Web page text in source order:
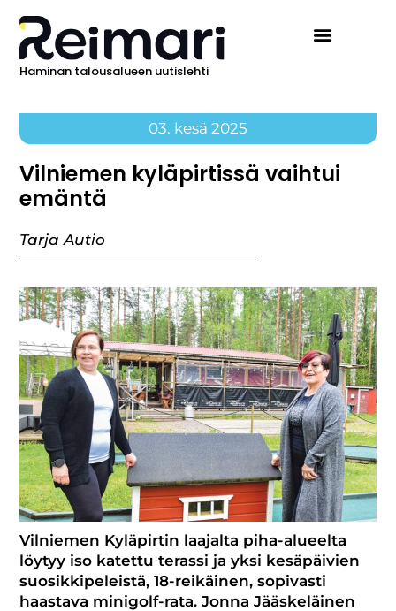
Haminan talousalueen uutislehti
03. kesä 2025
Vilniemen kyläpirtissä vaihtui
emäntä
Tarja Autio
Vilniemen Kyläpirtin laajalta piha-alueelta
löytyy iso katettu terassi ja yksi kesäpäivien
suosikkipeleistä, 18-reikäinen, sopivasti
haastava minigolf-rata. Jonna Jääskeläinen